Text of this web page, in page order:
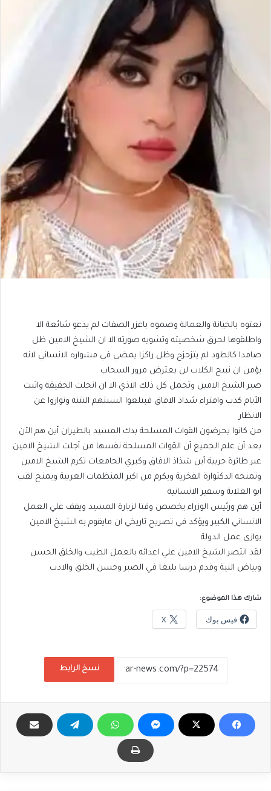
نعتوه بالخيانة والعمالة وصموه باغزر الصفات لم يدعو شائعة الا
واطلقوها لحرق شخصيته وتشويه صورته الا ان الشيخ الامين ظل
صامدا كالطود لم يتزحزح وظل راكزا يمضي في مشواره الانساني لانه
يؤمن ان نبيح الكلاب لن يعترض مرور السحاب
صبر الشيخ الامين وتحمل كل ذلك الاذي الا ان انجلت الحقيقة واثبت
الأيام كذب وافتراء شذاذ الافاق فبتلعوا السنتهم النتنه وتواروا عن
الانظار
من كانوا يحرضون القوات المسلحة بدك المسيد بالطيران أين هم الآن
بعد أن علم الجميع أن القوات المسلحة نفسها من أجلت الشيخ الامين
عبر طائرة حربية أين شذاذ الافاق وكبري الجامعات تكرم الشيخ الامين
وتمنحه الدكتوارة الفخرية ويكرم من اكبر المنظمات العربية ويمنح لقب
ابو الغلابة وسفير الانسانية
أين هم ورئيس الوزراء يخصص وقتا لزيارة المسيد ويقف علي العمل
الانساني الكبير ويؤكد في تصريح تاريخي ان مايقوم به الشيخ الامين
يوازي عمل الدولة
لقد انتصر الشيخ الامين علي اعدائه بالعمل الطيب والخلق الحسن
وبياض النية وقدم درسا بليغا في الصبر وحسن الخلق والادب
شارك هذا الموضوع:
فيس بوك X
نسخ الرابط